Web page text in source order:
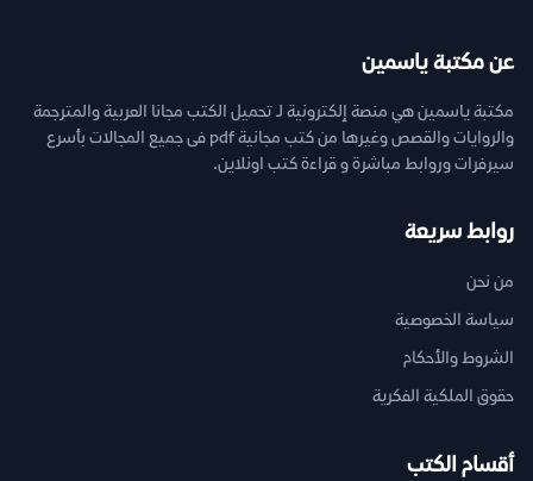
عن مكتبة ياسمين
مكتبة ياسمين هي منصة إلكترونية لـ تحميل الكتب مجانا العربية والمترجمة
والروايات والقصص وغيرها من كتب مجانية pdf فى جميع المجالات بأسرع
سيرفرات وروابط مباشرة و قراءة كتب اونلاين.
روابط سريعة
من نحن
سياسة الخصوصية
الشروط والأحكام
حقوق الملكية الفكرية
أقسام الكتب